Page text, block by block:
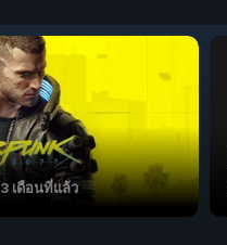
3 เดือนที่แล้ว